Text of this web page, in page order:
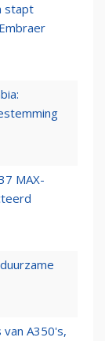
stapt
MAX-
van A350's,